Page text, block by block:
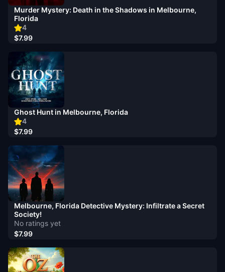
4
Murder Mystery: Death in the Shadows in Melbourne,
Florida
$7.99
4
Ghost Hunt in Melbourne, Florida
$7.99
No ratings yet
Melbourne, Florida Detective Mystery: Infiltrate a Secret
Society!
$7.99